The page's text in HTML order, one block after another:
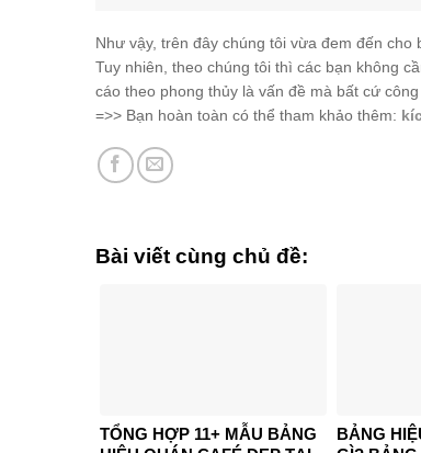
Như vậy, trên đây chúng tôi vừa đem đến
Tuy nhiên, theo chúng tôi thì các bạn không
cáo theo phong thủy là vấn đề mà bất cứ
=>> Bạn hoàn toàn có thể tham khảo thêm:
Bài viết cùng chủ đề:
TỔNG HỢP 11+ MẪU BẢNG
BẢNG